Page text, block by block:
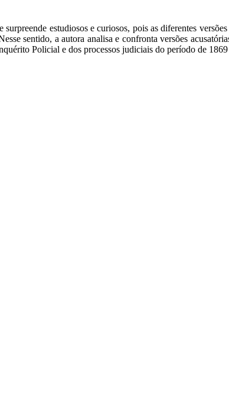
estudiosos e curiosos, pois as diferentes
sentido, a autora analisa e confronta versões
Policial e dos processos judiciais do período de